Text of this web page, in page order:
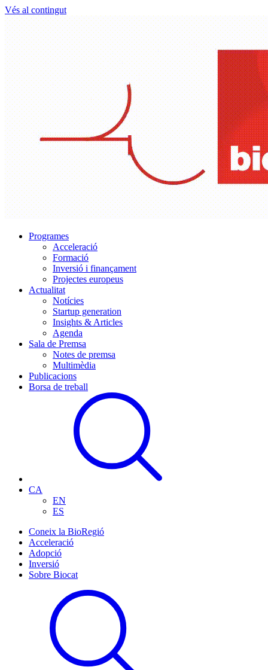
Vés al contingut
Programes
Acceleració
Formació
Inversió i finançament
Projectes europeus
Actualitat
Notícies
Startup generation
Insights & Articles
Agenda
Sala de Premsa
Notes de premsa
Multimèdia
Publicacions
Borsa de treball
CA
EN
ES
Coneix la BioRegió
Acceleració
Adopció
Inversió
Sobre Biocat